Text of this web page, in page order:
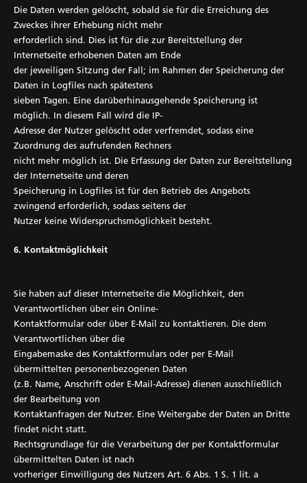
Die Daten werden gelöscht, sobald sie für die Erreichung des
Zweckes ihrer Erhebung nicht mehr
erforderlich sind. Dies ist für die zur Bereitstellung der
Internetseite erhobenen Daten am Ende
der jeweiligen Sitzung der Fall; im Rahmen der Speicherung der
Daten in Logfiles nach spätestens
sieben Tagen. Eine darüberhinausgehende Speicherung ist
möglich. In diesem Fall wird die IP-
Adresse der Nutzer gelöscht oder verfremdet, sodass eine
Zuordnung des aufrufenden Rechners
nicht mehr möglich ist. Die Erfassung der Daten zur Bereitstellung
der Internetseite und deren
Speicherung in Logfiles ist für den Betrieb des Angebots
zwingend erforderlich, sodass seitens der
Nutzer keine Widerspruchsmöglichkeit besteht.
6. Kontaktmöglichkeit
Sie haben auf dieser Internetseite die Möglichkeit, den
Verantwortlichen über ein Online-
Kontaktformular oder über E-Mail zu kontaktieren. Die dem
Verantwortlichen über die
Eingabemaske des Kontaktformulars oder per E-Mail
übermittelten personenbezogenen Daten
(z.B. Name, Anschrift oder E-Mail-Adresse) dienen ausschließlich
der Bearbeitung von
Kontaktanfragen der Nutzer. Eine Weitergabe der Daten an Dritte
findet nicht statt.
Rechtsgrundlage für die Verarbeitung der per Kontaktformular
übermittelten Daten ist nach
vorheriger Einwilligung des Nutzers Art. 6 Abs. 1 S. 1 lit. a